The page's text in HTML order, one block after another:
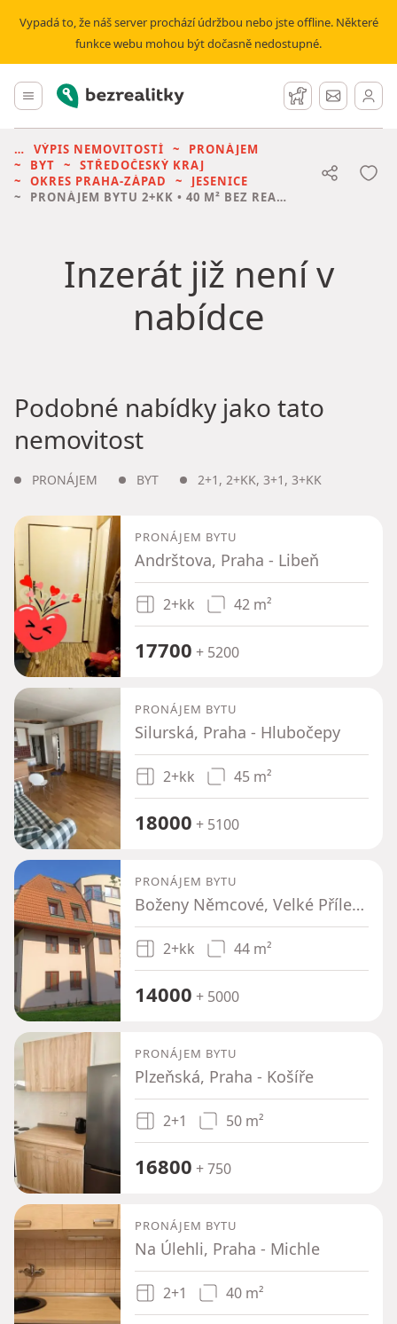
Vypadá to, že náš server prochází údržbou nebo jste offline. Některé
funkce webu mohou být dočasně nedostupné.
Hlavní menu
Bezrealitky Hlídací pes
Zprávy
VÝPIS NEMOVITOSTÍ
PRONÁJEM
BYT
STŘEDOČESKÝ KRAJ
OKRES PRAHA-ZÁPAD
JESENICE
PRONÁJEM BYTU 2+KK • 40 M² BEZ REALITKY
Inzerát již není v
nabídce
Podobné nabídky jako tato
nemovitost
PRONÁJEM BYT 2+1 , 2+KK, 3+1 , 3+KK
PRONÁJEM BYTU
Andrštova, Praha - Libeň
2+kk 42 m²
17700 + 5200
PRONÁJEM BYTU
Silurská, Praha - Hlubočepy
2+kk 45 m²
18000 + 5100
PRONÁJEM BYTU
Boženy Němcové, Velké Přílepy - Kamýk u Velkých Přílep, Středočeský kraj
2+kk 44 m²
14000 + 5000
PRONÁJEM BYTU
Plzeňská, Praha - Košíře
2+1 50 m²
16800 + 750
PRONÁJEM BYTU
Na Úlehli, Praha - Michle
2+1 40 m²